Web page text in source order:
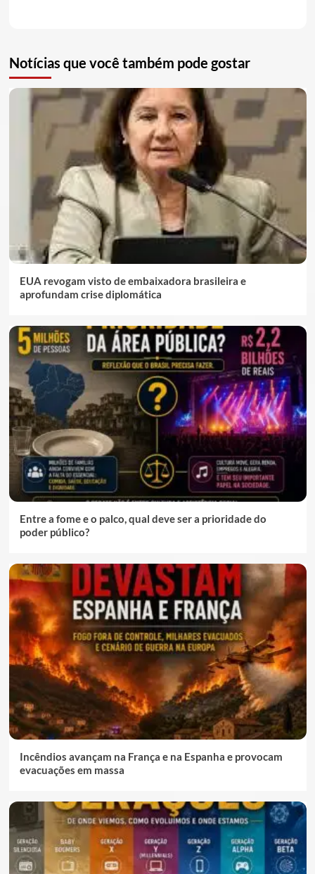
Notícias que você também pode gostar
EUA revogam visto de embaixadora brasileira e
aprofundam crise diplomática
Entre a fome e o palco, qual deve ser a prioridade do
poder público?
Incêndios avançam na França e na Espanha e provocam
evacuações em massa